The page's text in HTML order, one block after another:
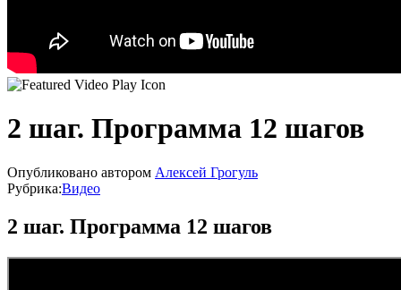
2 шаг. Программа 12 шагов
Опубликовано автором Алексей Грогуль
Рубрика:Видео
2 шаг. Программа 12 шагов